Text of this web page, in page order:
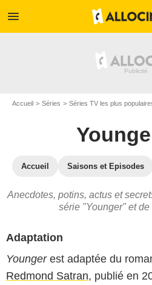
menu
Accueil Séries Séries TV les plus
Accueil Saisons et Episodes
Anecdotes, potins, actus et
série "Younger" et
Adaptation
Youngerest adaptée du
Redmond Satran, publié en